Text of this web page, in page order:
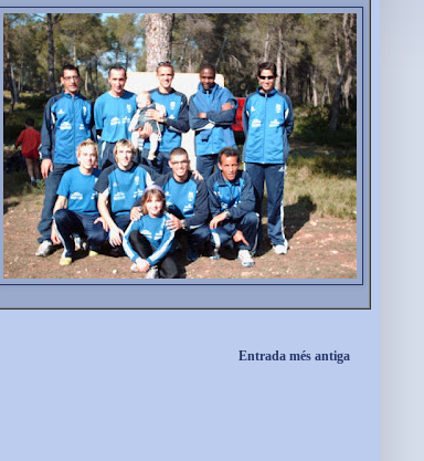
Entrada més antiga